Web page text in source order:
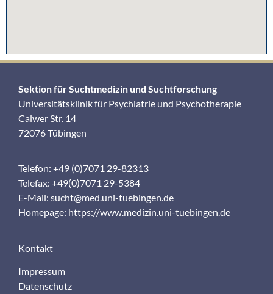
Sektion für Suchtmedizin und Suchtforschung
Universitätsklinik für Psychiatrie und Psychotherapie
Calwer Str. 14
72076 Tübingen
Telefon: +49 (0)7071 29-82313
Telefax: +49(0)7071 29-5384
E-Mail: sucht@med.uni-tuebingen.de
Homepage: https://www.medizin.uni-tuebingen.de
Kontakt
Impressum
Datenschutz